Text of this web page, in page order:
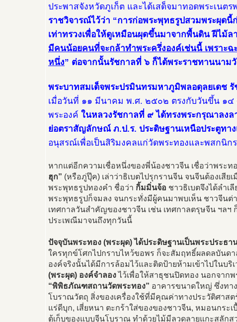
ประพาสจังหวัดภูเก็ต และได้เสด็จมาทอดพระเนต
ราชวิจารณ์ไว้ว่า “การก่อพระพุทธรูปสวมพระผุดนี้
เท่าทรวงเพื่อให้ดูเหมือนผุดขึ้นมาจากพื้นดิน ฝีไม้
มีคนน้อยคนที่จะกล้าทำพระครึ่งองค์เช่นนี้ เพราะฉ
หนึ่ง” ต่อจากนั้นรัชกาลที่ ๖ ก็ได้พระราชทานนาม
พระบาทสมเด็จพระปรมินทรมหาภูมิพลอดุลยเดช
เมื่อวันที่ ๑๑ มีนาคม พ.ศ. ๒๕๐๒ ตรงกับวันขึ้น ๑๔
พระองค์ ในหลวงรัชกาลที่ ๙ ได้ทรงพระกรุณาลง
ย่อตราสัญลักษณ์ ภ.ป.ร. ประดิษฐานเหนือประตูทา
อนุสรณ์เพื่อเป็นสิริมงคลแก่วัดพระทองและพสกนิก
หากแต่อีกความเชื่อหนึ่งของพี่น้องชาวจีน เชื่อว่าพระท
ฮุก” (หรือภู่ปุ๊ค) เล่าว่าธิเบตไปรุกรานจีน จนจีนต้องเสียเ
พระพุทธรูปทองคำ ชื่อว่า กิ้มมิ่นจ้อ ชาวธิเบตจึงได้ลำเ
พระพุทธรูปก็จมลง จนกระทั่งมีผู้คนมาพบเห็น ชาวจีน
เทศกาลวันสำคัญของชาวจีน เช่น เทศกาลตรุษจีน ฯลฯ
ประเพณีมาจนถึงทุกวันนี้
ปัจจุบันพระทอง (พระผุด) ได้ประดิษฐานเป็นพระประธา
ใครทุกข์โศกไปกราบไหว้ขอพร ก็จะสัมฤทธิ์ผลดลบันด
องค์จริงนั้นได้มีการล้อมไว้และติดป้ายห้ามเข้าไปในบ
(พระผุด) องค์จำลองไว้เพื่อให้สาธุชนปิดทอง นอกจาก
“พิพิธภัณฑสถานวัดพระทอง” อาคารขนาดใหญ่ ซึ่งทา
โบราณวัตถุ สิ่งของเครื่องใช้ที่มีคุณค่าทางประวัติศาสต
แร่ดีบุก, เสี่ยหนา ตะกร้าใส่ของของชาวจีน, หมอนกระ
ตู้เก็บของแบบจีนโบราณ ทำด้วยไม้มีลวดลายแกะสลักส